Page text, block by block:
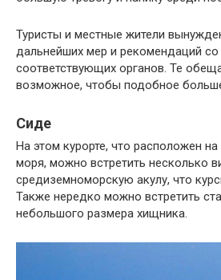
Туристы и местные жители
дальнейших мер и рекомендаций
соответствующих органов. Те
возможное, чтобы подобное
Сиде
На этом курорте, что расположен
моря, можно встретить несколько
средиземноморскую акулу, что
Также нередко можно встретить
небольшого размера хищника.